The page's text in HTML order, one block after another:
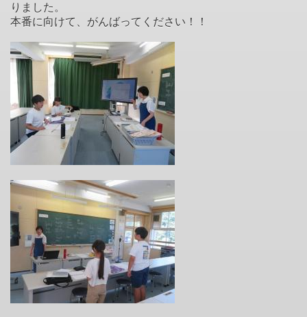
りました。
本番に向けて、がんばってください！！